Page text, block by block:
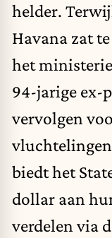
helder.
Havana zat
het
94-jarige ex-
vervolgen
biedt het
dollar aan
verdelen via